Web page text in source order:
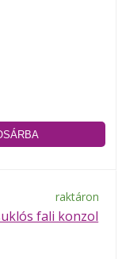
raktáron